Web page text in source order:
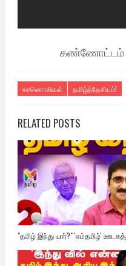
கண்ணோட்டம்
காணொலிகள் தமிழ்த்தேசியம்!
RELATED POSTS
"தமிழ் இந்து யார்?" 'எம்தமிழ்'